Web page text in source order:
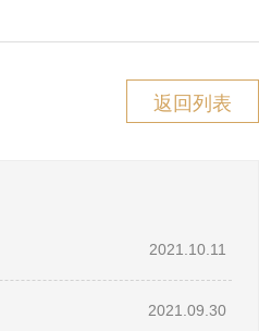
返回列表
2021.10.11
2021.09.30